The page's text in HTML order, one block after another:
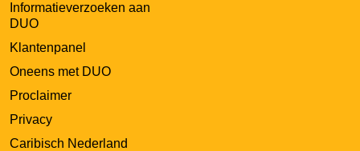
Informatieverzoeken aan
DUO
Klantenpanel
Oneens met DUO
Proclaimer
Privacy
Caribisch Nederland